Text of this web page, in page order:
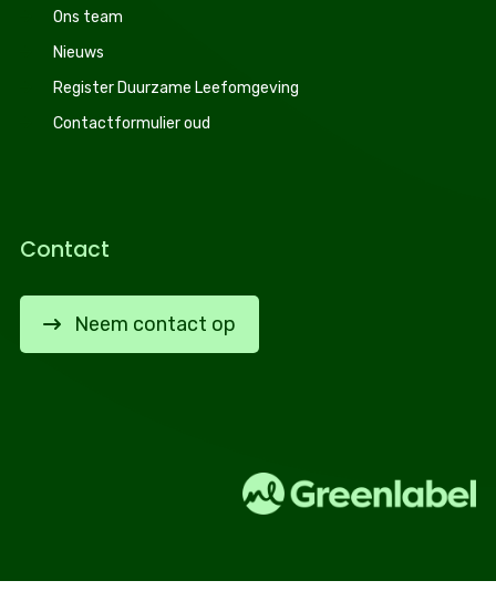
Ons team
Nieuws
Register Duurzame Leefomgeving
Contactformulier oud
Contact
Neem contact op